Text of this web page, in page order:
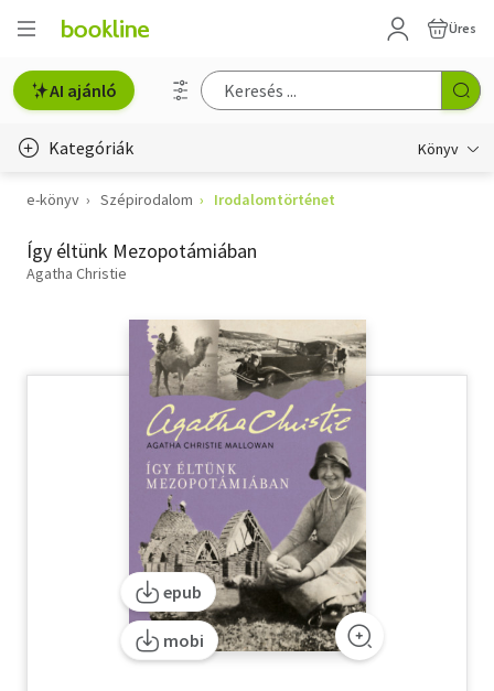
Üres
AI ajánló
Kategóriák Könyv
Életmód, egészség
Erotika
Hobbi, szabadidő
Szótár, nyelvkönyv
Tankönyv, segédkönyv
Társadalomtudomány
e-könyv Szépirodalom Irodalomtörténet
Így éltünk Mezopotámiában
Agatha Christie
epub
mobi